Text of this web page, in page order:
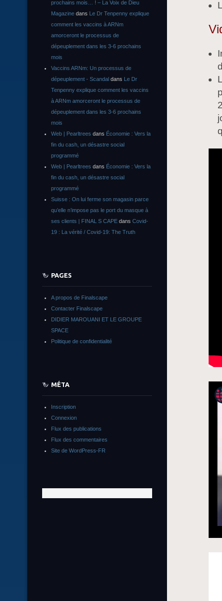
prochains mois… ! – La Voix de Dieu
Magazine dans Le Dr Tenpenny explique
comment les vaccins à ARNm
amorceront le processus de
dépeuplement dans les 3-6 prochains
mois
Vaccins ARNm: Un processus de
dépeuplement - Scandal dans Le Dr
Tenpenny explique comment les vaccins
à ARNm amorceront le processus de
dépeuplement dans les 3-6 prochains
mois
Web | Pearltrees dans Économie : Vers la
fin du cash, un désastre social
programmé
Web | Pearltrees dans Économie : Vers la
fin du cash, un désastre social
programmé
Suisse : On lui ferme son magasin parce
qu’elle n’impose pas le port du masque à
ses clients | FINAL S CAPE dans Covid-
19 : La vérité / Covid-19: The Truth
PAGES
A propos de Finalscape
Contacter Finalscape
DIDIER MAROUANI ET LE GROUPE
SPACE
Politique de confidentialité
MÉTA
Inscription
Connexion
Flux des publications
Flux des commentaires
Site de WordPress-FR